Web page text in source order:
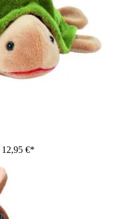
12,95 €*